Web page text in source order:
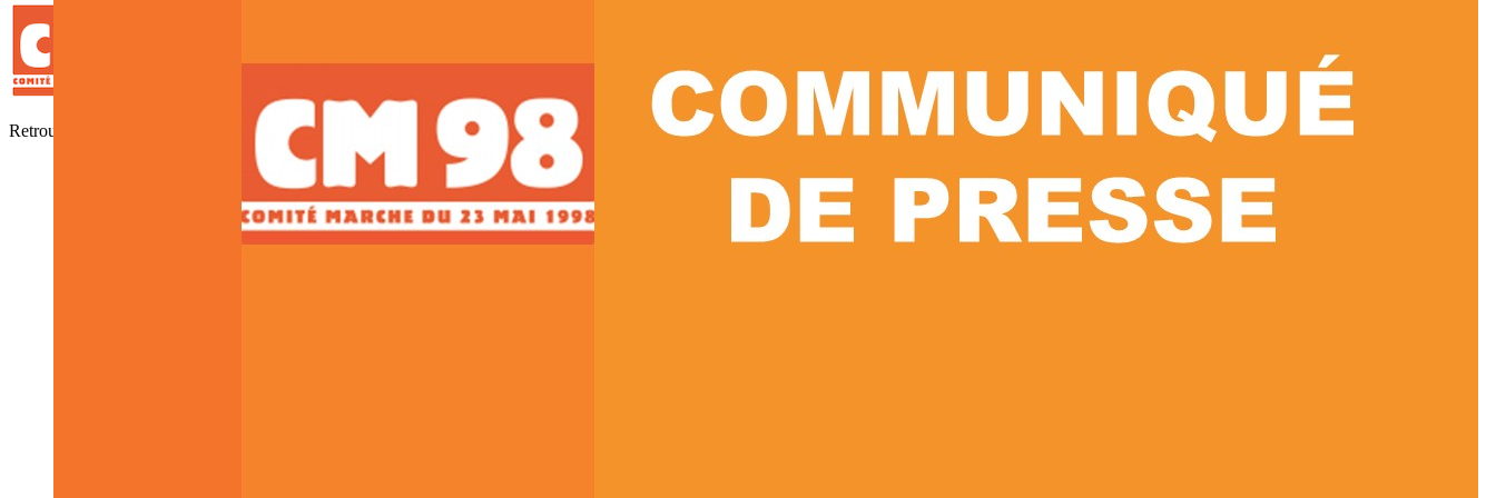
Retrouver, Comprendre, Honorer